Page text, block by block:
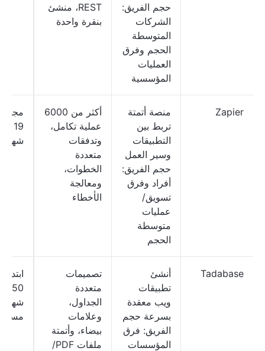
حجم الفريق:
الشركات
المتوسطة
الحجم وفرق
العمليات
المؤسسية
REST، منشئ
بنقرة واحدة
Zapier
منصة أتمتة
تربط بين
التطبيقات
وسير العمل
حجم الفريق:
أفراد وفرق
تسويق/
عمليات
متوسطة
الحجم
أكثر من 6000
عملية تكامل،
وتدفقات
متعددة
الخطوات،
ومعالجة
الأخطاء
شهريًا
Tadabase
أنشئ
تطبيقات
ويب معقدة
بسرعة حجم
الفريق: فرق
المؤسسات
تصميمات
متعددة
الجداول،
وعلامات
بيضاء، وأتمتة
ملفات PDF/